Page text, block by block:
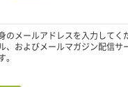
のメールアドレスを入力してく
、およびメールマガジン配信サ
。